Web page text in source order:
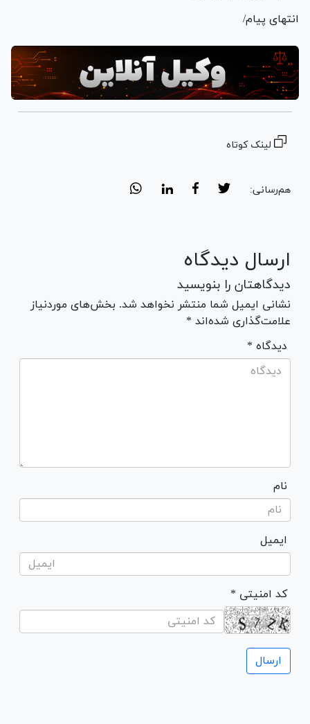
انتهای پیام/
لینک کوتاه
هم‌رسانی:
ارسال دیدگاه
دیدگاهتان را بنویسید
نشانی ایمیل شما منتشر نخواهد شد. بخش‌های موردنیاز
علامت‌گذاری شده‌اند *
* دیدگاه
نام
ایمیل
* کد امنیتی